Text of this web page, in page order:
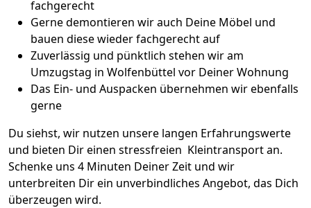
fachgerecht
Gerne demontieren wir auch Deine Möbel und
bauen diese wieder fachgerecht auf
Zuverlässig und pünktlich stehen wir am
Umzugstag in Wolfenbüttel vor Deiner Wohnung
Das Ein- und Auspacken übernehmen wir ebenfalls
gerne
Du siehst, wir nutzen unsere langen Erfahrungswerte
und bieten Dir einen stressfreien Kleintransport an.
Schenke uns 4 Minuten Deiner Zeit und wir
unterbreiten Dir ein unverbindliches Angebot, das Dich
überzeugen wird.